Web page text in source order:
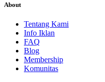
About
Tentang Kami
Info Iklan
FAQ
Blog
Membership
Komunitas